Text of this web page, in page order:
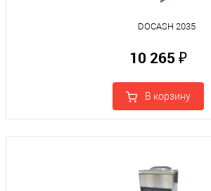
DOCASH 2035
10 265 ₽
В корзину